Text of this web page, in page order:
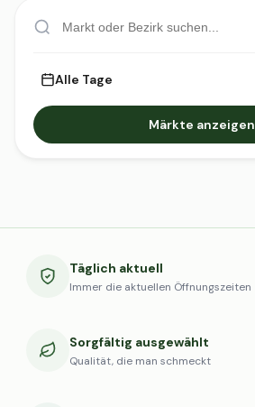
Alle Tage
Märkte anzeigen
Täglich aktuell
Immer die aktuellen Öffnungszeiten
Sorgfältig ausgewählt
Qualität, die man schmeckt